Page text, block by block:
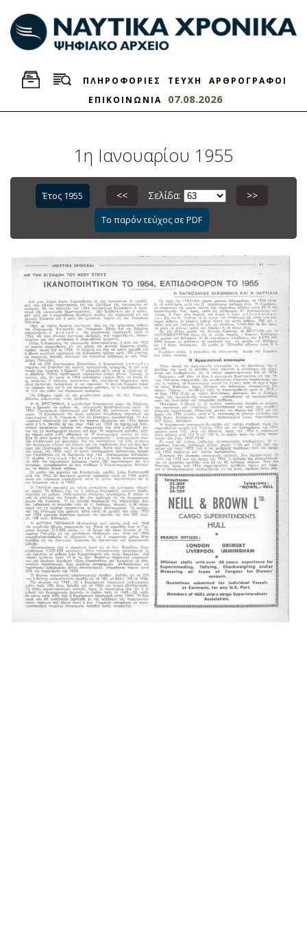
ΠΛΗΡΟΦΟΡΙΕΣ ΤΕΥΧΗ
ΑΡΘΡΟΓΡΑΦΟΙ
ΕΠΙΚΟΙΝΩΝΙΑ
07.08.2026
1η Ιανουαρίου 1955
Έτος 1955 << Σελίδα: >>
Το παρόν τεύχος σε PDF